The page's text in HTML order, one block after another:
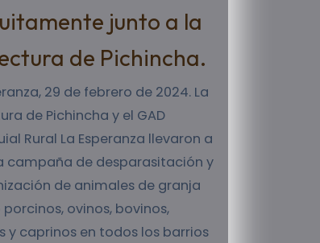
junto a la
de Pichincha.
29 de febrero de 2024. La
de Pichincha y el GAD
Rural La Esperanza llevaron a
campaña de desparasitación y
de animales de granja
ovinos, bovinos,
y caprinos en todos los barrios